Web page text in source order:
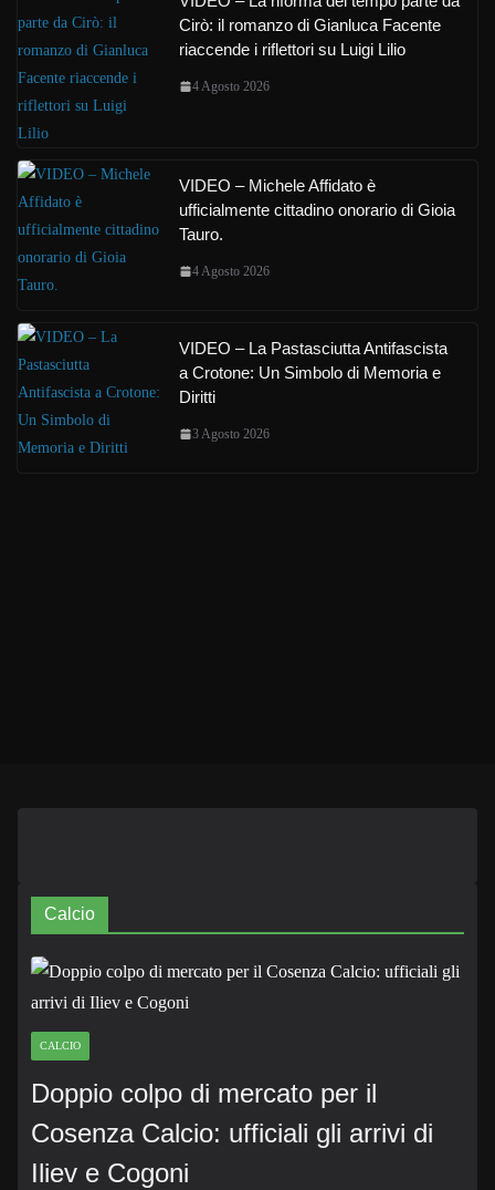
Cirò: il romanzo di Gianluca Facente
riaccende i riflettori su Luigi Lilio
4 Agosto 2026
VIDEO – Michele Affidato è
ufficialmente cittadino onorario di Gioia
Tauro.
4 Agosto 2026
VIDEO – La Pastasciutta Antifascista
a Crotone: Un Simbolo di Memoria e
Diritti
3 Agosto 2026
Calcio
CALCIO
Doppio colpo di mercato per il
Cosenza Calcio: ufficiali gli arrivi di
Iliev e Cogoni